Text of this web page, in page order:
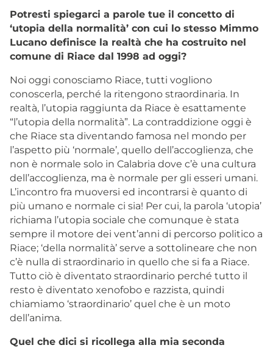
Potresti spiegarci a parole tue il concetto di
‘utopia della normalità’ con cui lo stesso Mimmo
Lucano definisce la realtà che ha costruito nel
comune di Riace dal 1998 ad oggi?
Noi oggi conosciamo Riace, tutti vogliono
conoscerla, perché la ritengono straordinaria. In
realtà, l’utopia raggiunta da Riace è esattamente
“l’utopia della normalità”. La contraddizione oggi è
che Riace sta diventando famosa nel mondo per
l’aspetto più ‘normale’, quello dell’accoglienza, che
non è normale solo in Calabria dove c’è una cultura
dell’accoglienza, ma è normale per gli esseri umani.
L’incontro fra muoversi ed incontrarsi è quanto di
più umano e normale ci sia! Per cui, la parola ‘utopia’
richiama l’utopia sociale che comunque è stata
sempre il motore dei vent’anni di percorso politico a
Riace; ‘della normalità’ serve a sottolineare che non
c’è nulla di straordinario in quello che si fa a Riace.
Tutto ciò è diventato straordinario perché tutto il
resto è diventato xenofobo e razzista, quindi
chiamiamo ‘straordinario’ quel che è un moto
dell’anima.
Quel che dici si ricollega alla mia seconda